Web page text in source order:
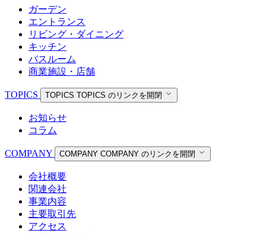
ガーデン
エントランス
リビング・ダイニング
キッチン
バスルーム
商業施設・店舗
TOPICS TOPICS TOPICS のリンクを開閉
お知らせ
コラム
COMPANY COMPANY COMPANY のリンクを開閉
会社概要
関連会社
事業内容
主要取引先
アクセス